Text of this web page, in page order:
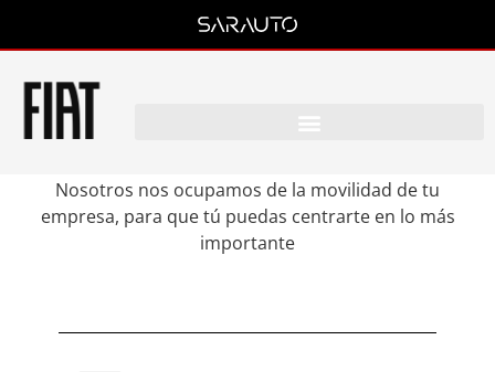
Servicio de movilidad para
empresas Fiat Pro Sarauto
Nosotros nos ocupamos de la movilidad de tu
empresa, para que tú puedas centrarte en lo más
importante